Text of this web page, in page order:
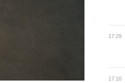
17:29
17:10